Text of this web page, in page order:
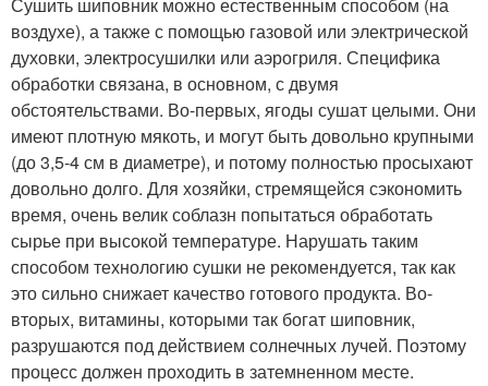
Сушить шиповник можно естественным способом (на
воздухе), а также с помощью газовой или электрической
духовки, электросушилки или аэрогриля. Специфика
обработки связана, в основном, с двумя
обстоятельствами. Во-первых, ягоды сушат целыми. Они
имеют плотную мякоть, и могут быть довольно крупными
(до 3,5-4 см в диаметре), и потому полностью просыхают
довольно долго. Для хозяйки, стремящейся сэкономить
время, очень велик соблазн попытаться обработать
сырье при высокой температуре. Нарушать таким
способом технологию сушки не рекомендуется, так как
это сильно снижает качество готового продукта. Во-
вторых, витамины, которыми так богат шиповник,
разрушаются под действием солнечных лучей. Поэтому
процесс должен проходить в затемненном месте.